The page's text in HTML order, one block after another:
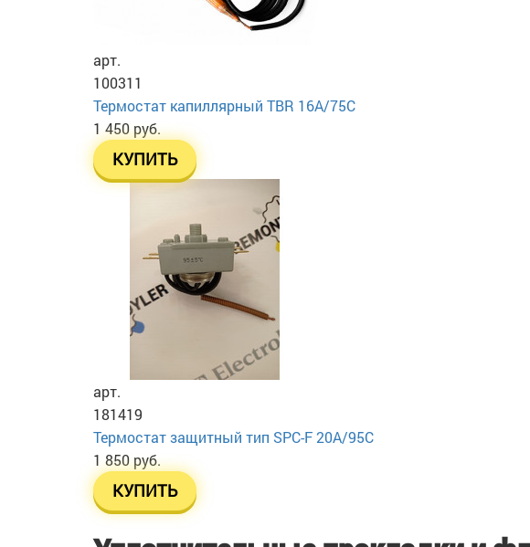
арт.
100311
Термостат капиллярный TBR 16A/75C
1 450 руб.
КУПИТЬ
арт.
181419
Термостат защитный тип SPC-F 20A/95C
1 850 руб.
КУПИТЬ